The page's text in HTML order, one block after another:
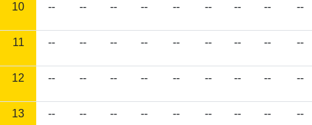
10 -- -- -- -- -- -- -- -- --
11 -- -- -- -- -- -- -- -- --
12 -- -- -- -- -- -- -- -- --
13 -- -- -- -- -- -- -- -- --